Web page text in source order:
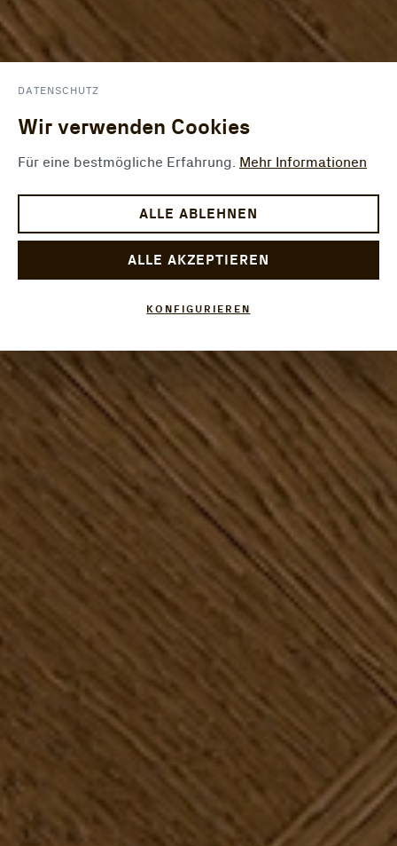
DATENSCHUTZ
Wir verwenden Cookies
Für eine bestmögliche Erfahrung. Mehr Informationen
ALLE ABLEHNEN
ALLE AKZEPTIEREN
KONFIGURIEREN